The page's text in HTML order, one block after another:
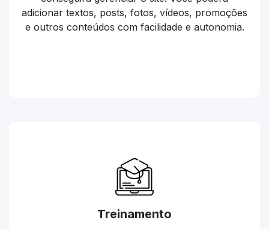
adicionar textos, posts, fotos, vídeos, promoções
e outros conteúdos com facilidade e autonomia.
Treinamento